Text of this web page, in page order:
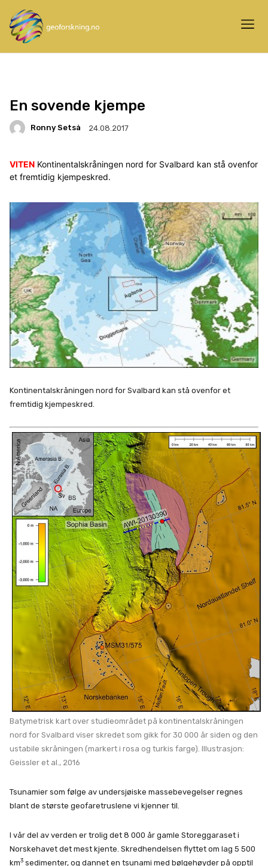
En sovende kjempe
Ronny Setså 24.08.2017
VITEN Kontinentalskråningen nord for Svalbard kan stå ovenfor
et fremtidig kjempeskred.
Kontinentalskråningen nord for Svalbard kan stå ovenfor et
fremtidig kjempeskred.
Batymetrisk kart over studieområdet på kontinentalskråningen
nord for Svalbard viser skredet som gikk for 30 000 år siden og den
ustabile skråningen (markert i rosa og turkis farge). Illustrasjon:
Geissler et al., 2016
Tsunamier som følge av undersjøiske massebevegelser regnes
blant de største geofaretruslene vi kjenner til.
I vår del av verden er trolig det 8 000 år gamle Storeggaraset i
Norskehavet det mest kjente. Skredhendelsen flyttet om lag 5 500
km3 sedimenter, og dannet en tsunami med bølgehøyder på opptil